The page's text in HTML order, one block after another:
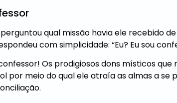
qual missão havia ele recebido
com simplicidade: “Eu? Eu sou
Os prodigiosos dons místicos
por meio do qual ele atraía as almas a se